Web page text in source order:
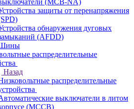
(MCB-NA)
защиты от перенапряжения
обнаружения дуговых
(AFDD)
распределительные
Назад
распределительные
выключатели в литом
(MCCB)